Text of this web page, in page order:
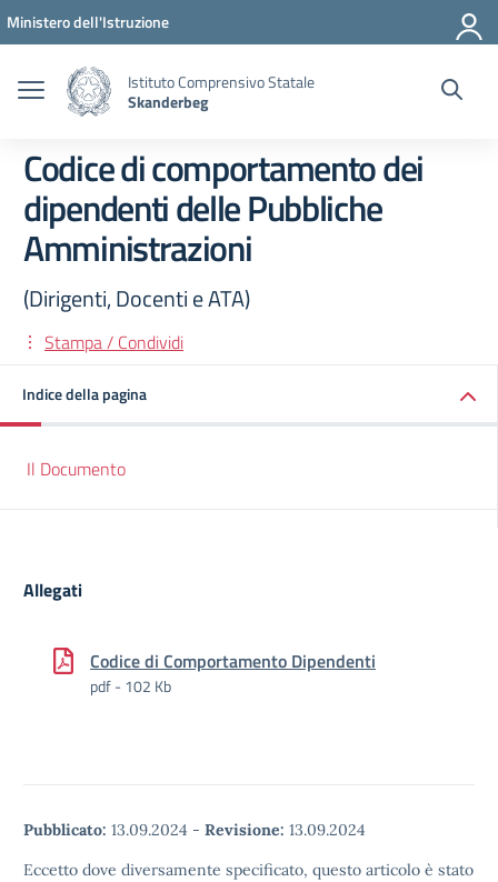
Vai ai contenuti
Vai al menu di navigazione
Vai al footer
Ministero dell'Istruzione
Istituto Comprensivo Statale
Skanderbeg
Codice di comportamento dei
dipendenti delle Pubbliche
Amministrazioni
(Dirigenti, Docenti e ATA)
Stampa / Condividi
Indice della pagina
Il Documento
Allegati
Codice di Comportamento Dipendenti
pdf - 102 Kb
Pubblicato: 13.09.2024 - Revisione: 13.09.2024
Eccetto dove diversamente specificato, questo articolo è stato